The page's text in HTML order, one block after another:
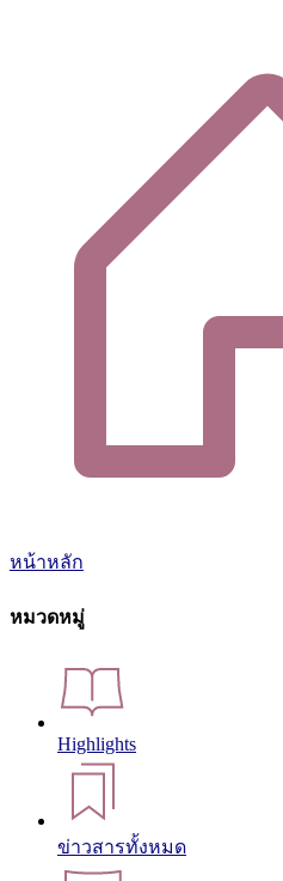
หน้าหลัก
หมวดหมู่
Highlights
ข่าวสารทั้งหมด